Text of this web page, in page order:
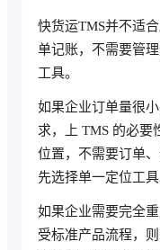
快货运TMS并不适
单记账，不需要管
工具。
如果企业订单量很
求，上 TMS 的必要
位置，不需要订单
先选择单一定位工具
如果企业需要完全
受标准产品流程，